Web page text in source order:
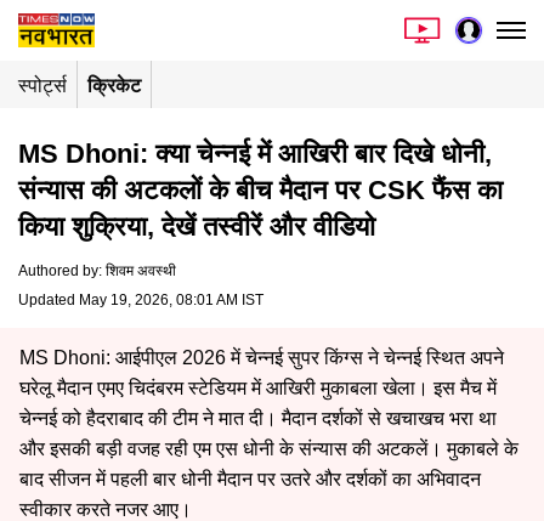
स्पोर्ट्स क्रिकेट
MS Dhoni: क्या चेन्नई में आखिरी बार दिखे धोनी,
संन्यास की अटकलों के बीच मैदान पर CSK फैंस का
किया शुक्रिया, देखें तस्वीरें और वीडियो
Authored by: शिवम अवस्थी
Updated May 19, 2026, 08:01 AM IST
MS Dhoni: आईपीएल 2026 में चेन्नई सुपर किंग्स ने चेन्नई स्थित अपने
घरेलू मैदान एमए चिदंबरम स्टेडियम में आखिरी मुकाबला खेला। इस मैच में
चेन्नई को हैदराबाद की टीम ने मात दी। मैदान दर्शकों से खचाखच भरा था
और इसकी बड़ी वजह रही एम एस धोनी के संन्यास की अटकलें। मुकाबले के
बाद सीजन में पहली बार धोनी मैदान पर उतरे और दर्शकों का अभिवादन
स्वीकार करते नजर आए।